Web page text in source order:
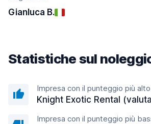
Gianluca B.
Statistiche sul
Impresa con il punteggio più alto
Knight Exotic Rental
Impresa con il punteggio più